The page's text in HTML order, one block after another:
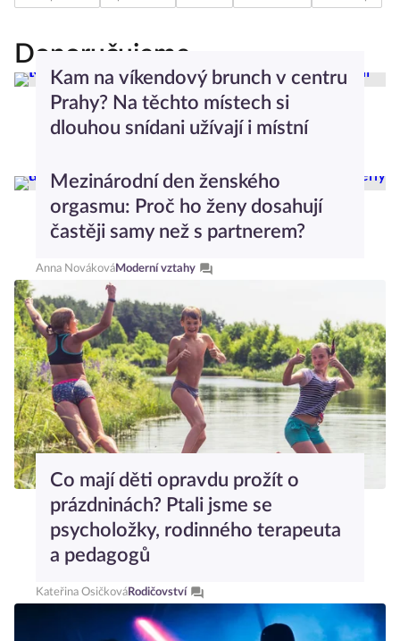
Doporučujeme
Kam na víkendový brunch v centru
Prahy? Na těchto místech si
dlouhou snídani užívají i místní
Mezinárodní den ženského
orgasmu: Proč ho ženy dosahují
častěji samy než s partnerem?
Anna NovákováModerní vztahy
Co mají děti opravdu prožít o
prázdninách? Ptali jsme se
psycholožky, rodinného terapeuta
a pedagogů
Kateřina OsičkováRodičovství